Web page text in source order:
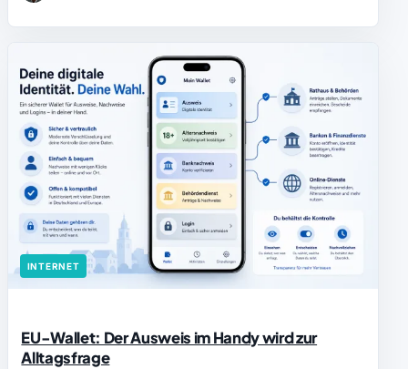
INTERNET
EU-Wallet: Der Ausweis im Handy wird zur
Alltagsfrage